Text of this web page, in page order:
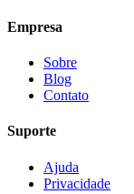
Empresa
Sobre
Blog
Contato
Suporte
Ajuda
Privacidade